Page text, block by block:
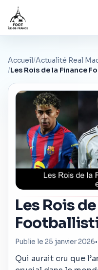
Accueil/Actualité Real
/Les Rois de la Finance
Les Rois
Publie le 25 janvier 2026•
Qui aurait cru que